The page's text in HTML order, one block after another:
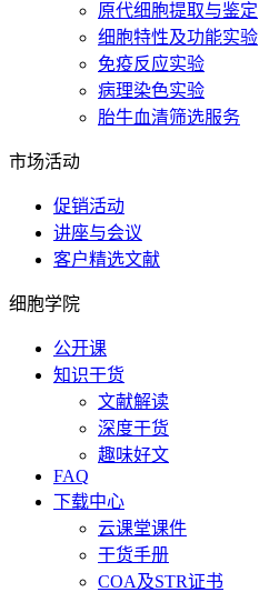
原代细胞提取与鉴定
细胞特性及功能实验
免疫反应实验
病理染色实验
胎牛血清筛选服务
市场活动
促销活动
讲座与会议
客户精选文献
细胞学院
公开课
知识干货
文献解读
深度干货
趣味好文
FAQ
下载中心
云课堂课件
干货手册
COA及STR证书